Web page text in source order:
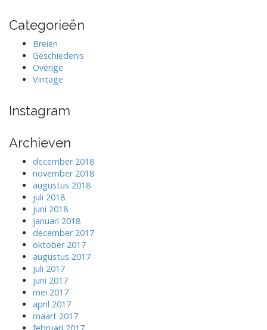
Categorieën
Breien
Geschiedenis
Overige
Vintage
Instagram
Archieven
december 2018
november 2018
augustus 2018
juli 2018
juni 2018
januari 2018
december 2017
oktober 2017
augustus 2017
juli 2017
juni 2017
mei 2017
april 2017
maart 2017